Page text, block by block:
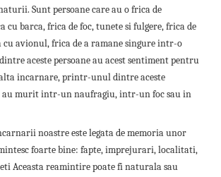
Sunt persoane care au o frica de
cu barca, frica de foc, tunete si fulgere, frica de
cu avionul, frica de a ramane singure intr-o
aceste persoane au acest sentiment pentru
incarnare, printr-unul dintre aceste
au murit intr-un naufragiu, intr-un foc sau in
noastre este legata de memoria unor
foarte bine: fapte, imprejurari, localitati,
Aceasta reamintire poate fi naturala sau